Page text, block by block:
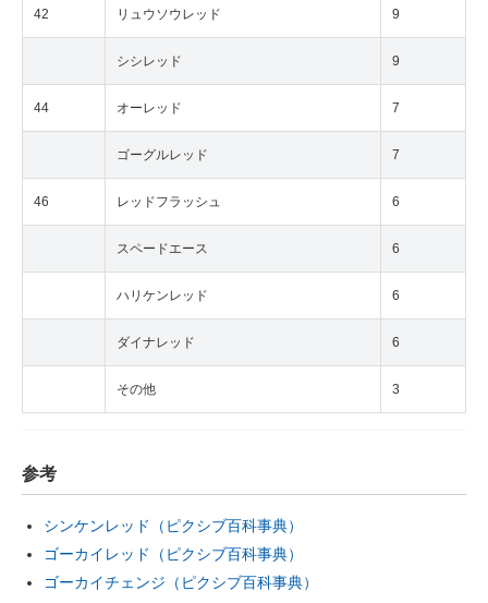
42 リュウソウレッド 9
シシレッド 9
44 オーレッド 7
ゴーグルレッド 7
46 レッドフラッシュ 6
スペードエース 6
ハリケンレッド 6
ダイナレッド 6
その他 3
参考
シンケンレッド（ピクシブ百科事典）
ゴーカイレッド（ピクシブ百科事典）
ゴーカイチェンジ（ピクシブ百科事典）